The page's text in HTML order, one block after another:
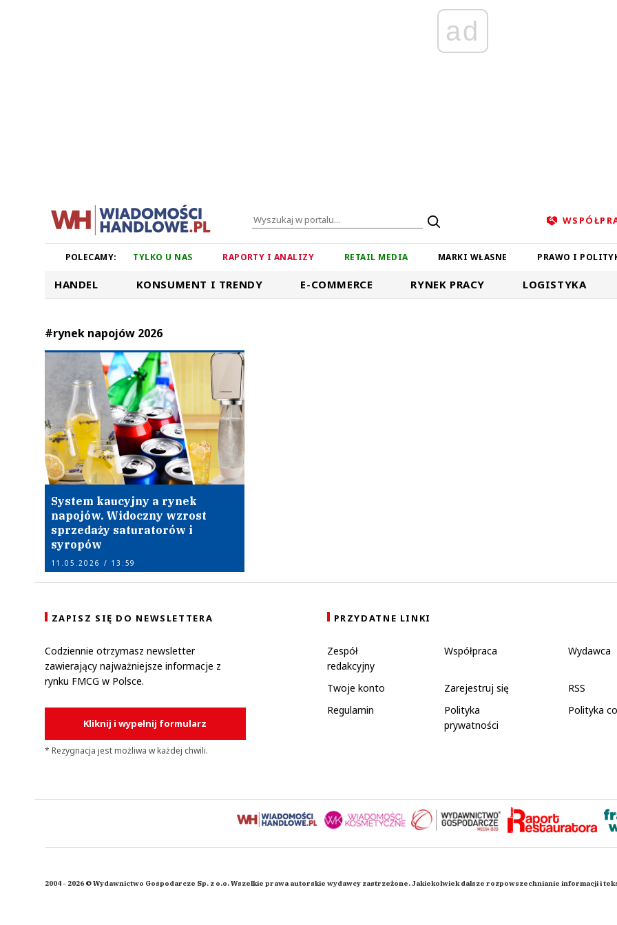
ad
POLECAMY: TYLKO U NAS RAPORTY I ANALIZY RETAIL MEDIA MARKI WŁASNE PRAWO I
HANDEL KONSUMENT I TRENDY E-COMMERCE RYNEK PRACY LOGISTYKA
#rynek napojów 2026
System kaucyjny a rynek
napojów. Widoczny wzrost
sprzedaży saturatorów i
syropów
11.05.2026 / 13:59
ZAPISZ SIĘ DO NEWSLETTERA
Codziennie otrzymasz newsletter
zawierający najważniejsze informacje z
rynku FMCG w Polsce.
Kliknij i wypełnij formularz
* Rezygnacja jest możliwa w każdej chwili.
PRZYDATNE LINKI
Zespół
redakcyjny
Współpraca Wydawca
Twoje konto Zarejestruj się
RSS
Regulamin
Polityka
prywatności
Polityka
2004 - 2026 © Wydawnictwo Gospodarcze Sp. z o.o. Wszelkie prawa autorskie wydawcy zastrzeżone. Jakiekolwiek dalsze rozpowszechnianie informacji i